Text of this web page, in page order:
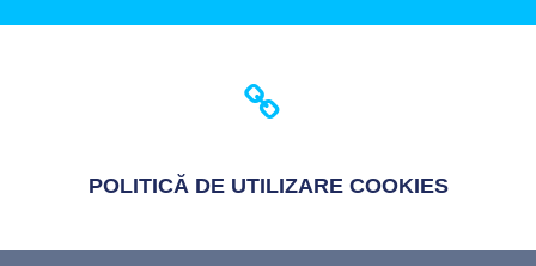
POLITICĂDE UTILIZARE COOKIES